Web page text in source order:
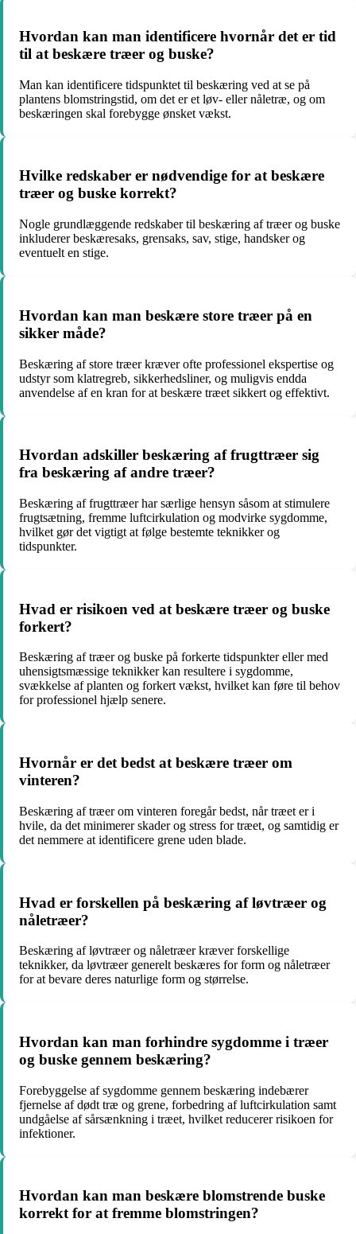
Hvordan kan man identificere hvornår det er tid
til at beskære træer og buske?
Man kan identificere tidspunktet til beskæring ved at se på
plantens blomstringstid, om det er et løv- eller nåletræ, og om
beskæringen skal forebygge ønsket vækst.
Hvilke redskaber er nødvendige for at beskære
træer og buske korrekt?
Nogle grundlæggende redskaber til beskæring af træer og buske
inkluderer beskæresaks, grensaks, sav, stige, handsker og
eventuelt en stige.
Hvordan kan man beskære store træer på en
sikker måde?
Beskæring af store træer kræver ofte professionel ekspertise og
udstyr som klatregreb, sikkerhedsliner, og muligvis endda
anvendelse af en kran for at beskære træet sikkert og effektivt.
Hvordan adskiller beskæring af frugttræer sig
fra beskæring af andre træer?
Beskæring af frugttræer har særlige hensyn såsom at stimulere
frugtsætning, fremme luftcirkulation og modvirke sygdomme,
hvilket gør det vigtigt at følge bestemte teknikker og
tidspunkter.
Hvad er risikoen ved at beskære træer og buske
forkert?
Beskæring af træer og buske på forkerte tidspunkter eller med
uhensigtsmæssige teknikker kan resultere i sygdomme,
svækkelse af planten og forkert vækst, hvilket kan føre til behov
for professionel hjælp senere.
Hvornår er det bedst at beskære træer om
vinteren?
Beskæring af træer om vinteren foregår bedst, når træet er i
hvile, da det minimerer skader og stress for træet, og samtidig er
det nemmere at identificere grene uden blade.
Hvad er forskellen på beskæring af løvtræer og
nåletræer?
Beskæring af løvtræer og nåletræer kræver forskellige
teknikker, da løvtræer generelt beskæres for form og nåletræer
for at bevare deres naturlige form og størrelse.
Hvordan kan man forhindre sygdomme i træer
og buske gennem beskæring?
Forebyggelse af sygdomme gennem beskæring indebærer
fjernelse af dødt træ og grene, forbedring af luftcirkulation samt
undgåelse af sårsænkning i træet, hvilket reducerer risikoen for
infektioner.
Hvordan kan man beskære blomstrende buske
korrekt for at fremme blomstringen?